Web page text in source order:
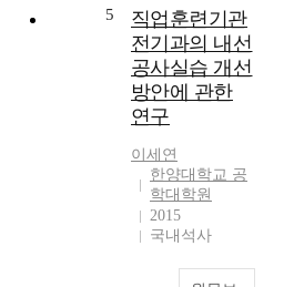
5
직업훈련기관
전기과의 내선
공사실습 개선
방안에 관한
연구
이세연
한양대학교 공
학대학원
2015
국내석사